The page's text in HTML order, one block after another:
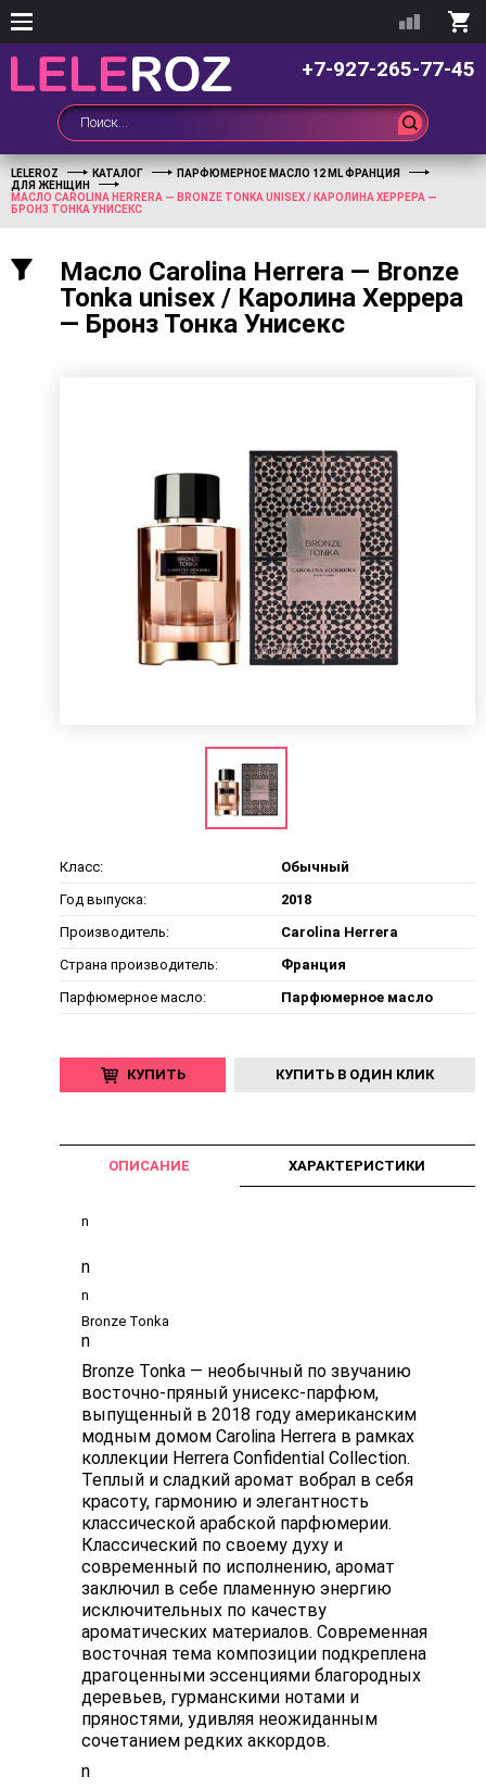
+7-927-265-77-45
LELEROZ КАТАЛОГ
ПАРФЮМЕРНОЕ МАСЛО 12 ML ФРАНЦИЯ
ДЛЯ ЖЕНЩИН
МАСЛО CAROLINA HERRERA — BRONZE TONKA UNISEX / КАРОЛИНА ХЕРРЕРА —
БРОНЗ ТОНКА УНИСЕКС
Масло Carolina Herrera — Bronze
Tonka unisex / Каролина Херрера
— Бронз Тонка Унисекс
Класс:
Обычный
Год выпуска:
2018
Производитель:
Carolina Herrera
Страна производитель:
Франция
Парфюмерное масло:
Парфюмерное масло
КУПИТЬ КУПИТЬ В ОДИН КЛИК
ОПИСАНИЕ ХАРАКТЕРИСТИКИ
n
n
n
Bronze Tonka
n
Bronze Tonka — необычный по звучанию
восточно-пряный унисекс-парфюм,
выпущенный в 2018 году американским
модным домом Carolina Herrera в рамках
коллекции Herrera Confidential Collection.
Теплый и сладкий аромат вобрал в себя
красоту, гармонию и элегантность
классической арабской парфюмерии.
Классический по своему духу и
современный по исполнению, аромат
заключил в себе пламенную энергию
исключительных по качеству
ароматических материалов. Современная
восточная тема композиции подкреплена
драгоценными эссенциями благородных
деревьев, гурманскими нотами и
пряностями, удивляя неожиданным
сочетанием редких аккордов.
n